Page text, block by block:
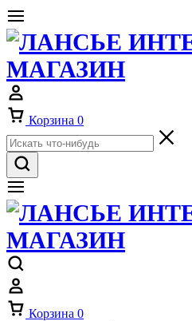
Корзина 0
Корзина 0